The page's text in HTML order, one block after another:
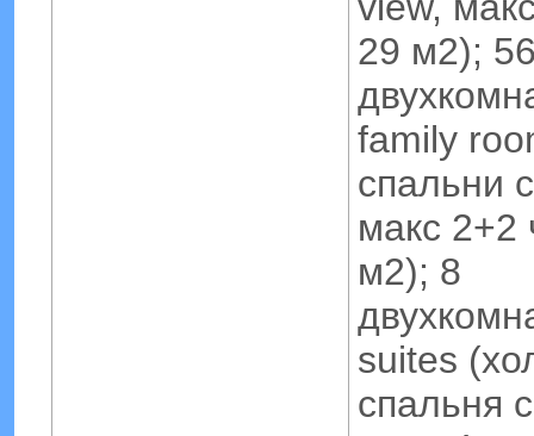
29 м2);
family
спальни
макс 2+2
м2); 8
suites
спальня